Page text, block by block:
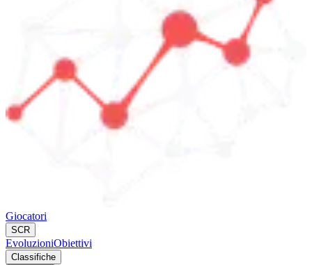
Giocatori
SCR
EvoluzioniObiettivi
Classifiche